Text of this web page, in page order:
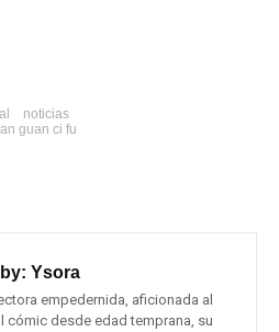
noticias
guan ci fu
Ysora
empedernida, aficionada al
cómic desde edad temprana, su